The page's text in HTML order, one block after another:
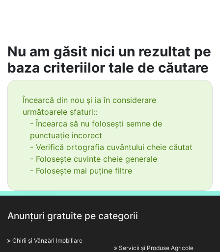
Nu am găsit nici un rezultat pe
baza criteriilor tale de căutare
Încearcă din nou și ia în considerare
următoarele sfaturi::
- Încearca să nu folosești semne de
punctuație incorect
- Verifică ortografia cuvântului cheie căutat
- Folosește cuvinte cheie generale
- Folosește mai puține filtre
Anunțuri gratuite pe categorii
Chirii și Vânzări Imobiliare
Servicii și Produse Agricole